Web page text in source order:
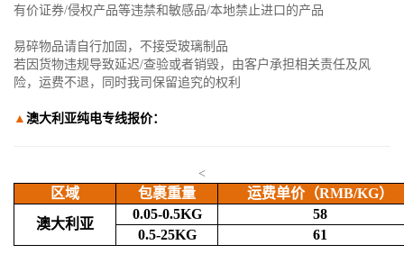
有价证券/侵权产品等违禁和敏感品/本地禁止进口的产品
易碎物品请自行加固，不接受玻璃制品
若因货物违规导致延迟/查验或者销毁，由客户承担相关责任及风
险，运费不退，同时我司保留追究的权利
▲ 澳大利亚纯电专线报价：
<
区域 包裹重量
运费单价（RMB/KG）
澳大利亚
0.05-0.5KG
58
0.5-25KG
61